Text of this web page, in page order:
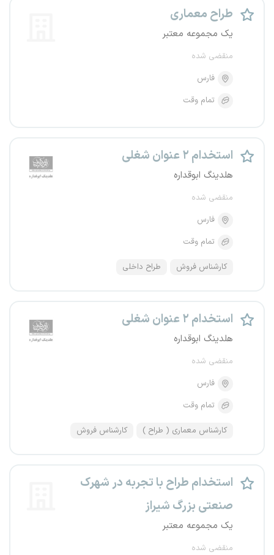
طراح معماری
یک مجموعه معتبر
منقضی شده
فارس
تمام وقت
استخدام ۲ عنوان شغلی
هلدینگ ابوقداره
منقضی شده
فارس
تمام وقت
کارشناس فروش طراح داخلی
استخدام ۲ عنوان شغلی
هلدینگ ابوقداره
منقضی شده
فارس
تمام وقت
کارشناس معماری ( طراح ) کارشناس فروش
استخدام طراح با تجربه در شهرک
صنعتی بزرگ شیراز
یک مجموعه معتبر
منقضی شده